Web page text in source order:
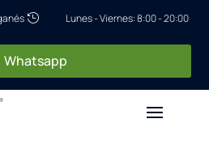
 Lunes - Viernes: 8:00 - 20:00
Whatsapp